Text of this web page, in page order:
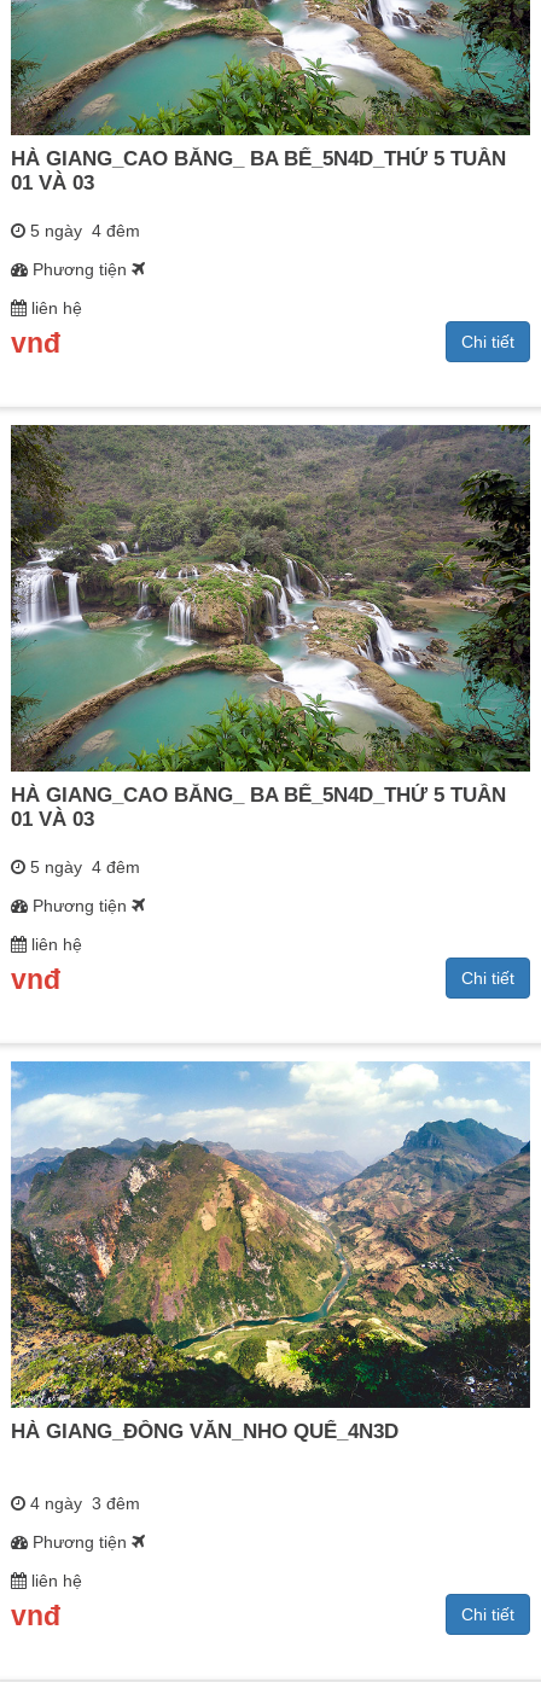
HÀ GIANG_CAO BẰNG_ BA BỂ_5N4D_THỨ 5 TUẦN
01 VÀ 03
5 ngày 4 đêm
Phương tiện
liên hệ
vnđ Chi tiết
HÀ GIANG_CAO BẰNG_ BA BỂ_5N4D_THỨ 5 TUẦN
01 VÀ 03
5 ngày 4 đêm
Phương tiện
liên hệ
vnđ Chi tiết
HÀ GIANG_ĐỒNG VĂN_NHO QUẾ_4N3D
4 ngày 3 đêm
Phương tiện
liên hệ
vnđ Chi tiết